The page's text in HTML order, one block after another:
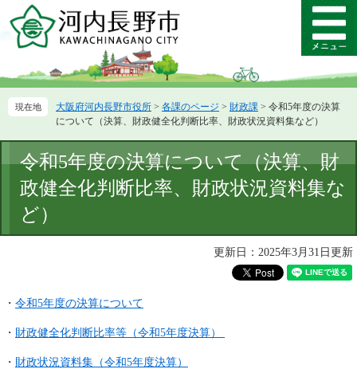
ー
先
ニ
を
て
メ
ニ
ー
大阪府河内長野市役所 > 各課のページ > 財政課 > 令和5年度の決算
について（決算、財政健全化判断比率、財政状況資料集など）
文
令和5年度の決算について（決算、財
政健全化判断比率、財政状況資料集な
ど）
更新日：2025年3月31日更新
・ 令和5年度の決算について
・ 財政健全化判断比率等（令和5年度決算）
・ 財政状況資料集（令和5年度決算）